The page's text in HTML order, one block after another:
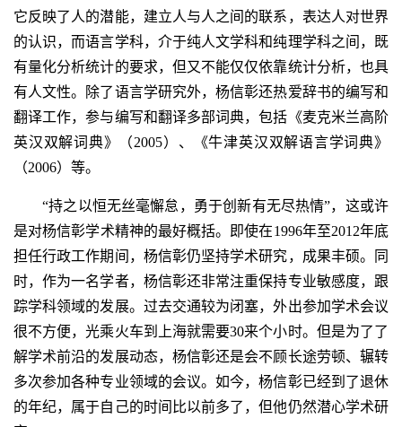
它反映了人的潜能，建立人与人之间的联系，表达人对世界
的认识，而语言学科，介于纯人文学科和纯理学科之间，既
有量化分析统计的要求，但又不能仅仅依靠统计分析，也具
有人文性。除了语言学研究外，杨信彰还热爱辞书的编写和
翻译工作，参与编写和翻译多部词典，包括《麦克米兰高阶
英汉双解词典》（2005）、《牛津英汉双解语言学词典》
（2006）等。
“持之以恒无丝毫懈怠，勇于创新有无尽热情”，这或许
是对杨信彰学术精神的最好概括。即使在1996年至2012年底
担任行政工作期间，杨信彰仍坚持学术研究，成果丰硕。同
时，作为一名学者，杨信彰还非常注重保持专业敏感度，跟
踪学科领域的发展。过去交通较为闭塞，外出参加学术会议
很不方便，光乘火车到上海就需要30来个小时。但是为了了
解学术前沿的发展动态，杨信彰还是会不顾长途劳顿、辗转
多次参加各种专业领域的会议。如今，杨信彰已经到了退休
的年纪，属于自己的时间比以前多了，但他仍然潜心学术研